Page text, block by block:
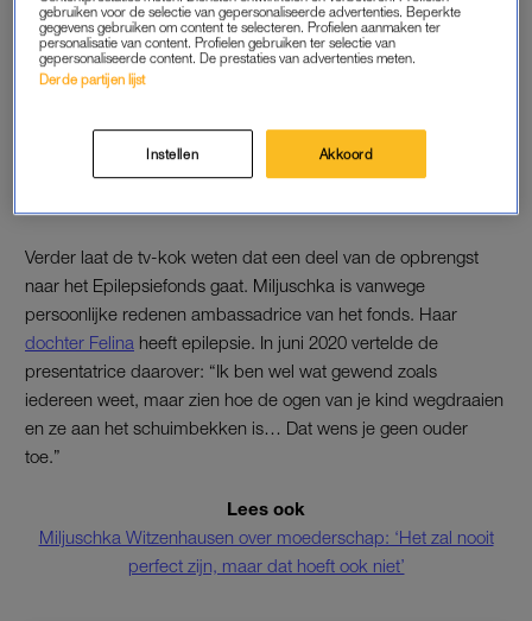
Instagram. Zo schrijft ze: ‘Miljuschka Magazine… Als ik het
hardop zeg, krijg ik de rillingen. Ik vind het namelijk nogal wat.
Ik ben mega trots op het eindresultaat.’
advertenties te tonen in het blad, zodat ze de vorm en inhoud
in eigen hand heeft. Ze financiert haar magazine dan ook
Verder laat de tv-kok weten dat een deel van de opbrengst
naar het Epilepsiefonds gaat. Miljuschka is vanwege
persoonlijke redenen ambassadrice van het fonds. Haar
dochter Felina heeft epilepsie. In juni 2020 vertelde de
presentatrice daarover: “Ik ben wel wat gewend zoals
iedereen weet, maar zien hoe de ogen van je kind wegdraaien
en ze aan het schuimbekken is… Dat wens je geen ouder
toe.”
Lees ook
Miljuschka Witzenhausen over moederschap: ‘Het zal nooit
perfect zijn, maar dat hoeft ook niet’
gebruiken voor de selectie van gepersonaliseerde advertenties. Beperkte
gegevens gebruiken om content te selecteren. Profielen aanmaken ter
personalisatie van content. Profielen gebruiken ter selectie van
gepersonaliseerde content. De prestaties van advertenties meten.
Derde partijen lijst
Instellen Akkoord